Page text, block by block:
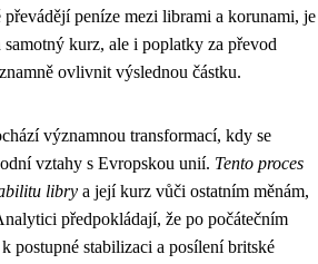
peníze mezi librami a korunami, je
samotný kurz, ale i poplatky za převod
ovlivnit výslednou částku.
významnou transformací, kdy se
vztahy s Evropskou unií. Tento proces
libry a její kurz vůči ostatním měnám,
předpokládají, že po počátečním
postupné stabilizaci a posílení britské